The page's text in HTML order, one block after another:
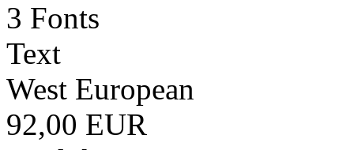
3 Fonts
Text
West European
92,00 EUR